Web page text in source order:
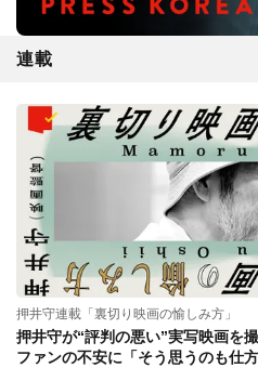
連載
押井守連載「裏切り映画の愉しみ方」
押井守が“評判の悪い”実写映画を
ファンの不安に「そう思うのも仕